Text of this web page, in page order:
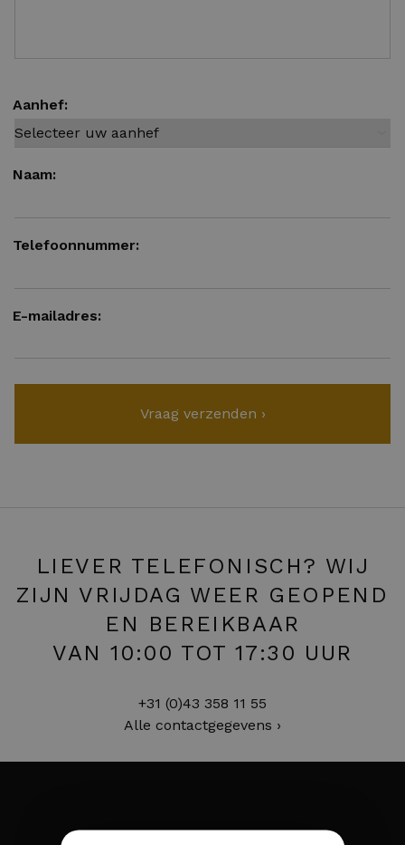
Aanhef:
Naam:
Telefoonnummer:
E-mailadres:
LIEVER TELEFONISCH? WIJ
ZIJN VRIJDAG WEER GEOPEND
EN BEREIKBAAR
VAN 10:00 TOT 17:30 UUR
+31 (0)43 358 11 55
Alle contactgegevens ›